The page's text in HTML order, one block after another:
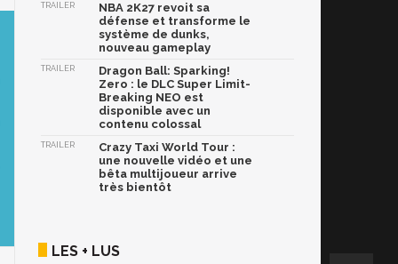
TRAILER
NBA 2K27 revoit sa
défense et transforme le
système de dunks,
nouveau gameplay
TRAILER
Dragon Ball: Sparking!
Zero : le DLC Super Limit-
Breaking NEO est
disponible avec un
contenu colossal
TRAILER
Crazy Taxi World Tour :
une nouvelle vidéo et une
bêta multijoueur arrive
très bientôt
LES + LUS